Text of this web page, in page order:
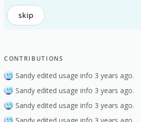
skip
CONTRIBUTIONS
Sandy edited usage info 3 years ago.
Sandy edited usage info 3 years ago.
Sandy edited usage info 3 years ago.
Sandy edited usage info 3 years ago.